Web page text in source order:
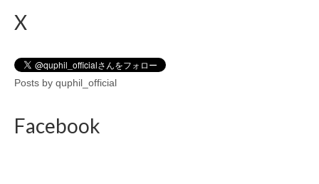
X
Posts by quphil_official
Facebook